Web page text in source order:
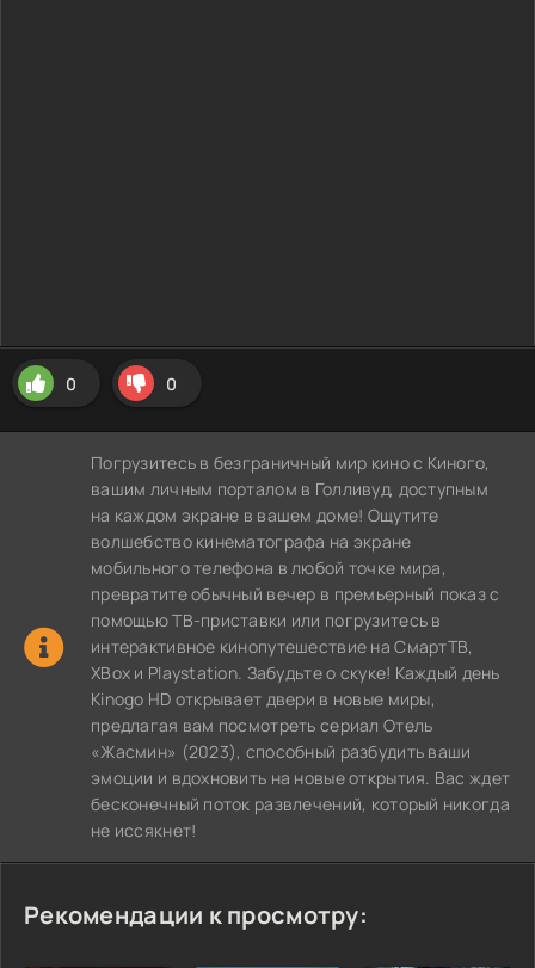
0 0
Погрузитесь в безграничный мир кино с Киного,
вашим личным порталом в Голливуд, доступным
на каждом экране в вашем доме! Ощутите
волшебство кинематографа на экране
мобильного телефона в любой точке мира,
превратите обычный вечер в премьерный показ с
помощью ТВ-приставки или погрузитесь в
интерактивное кинопутешествие на СмартТВ,
XBox и Playstation. Забудьте о скуке! Каждый день
Kinogo HD открывает двери в новые миры,
предлагая вам посмотреть сериал Отель
«Жасмин» (2023), способный разбудить ваши
эмоции и вдохновить на новые открытия. Вас ждет
бесконечный поток развлечений, который никогда
не иссякнет!
Рекомендации к просмотру: